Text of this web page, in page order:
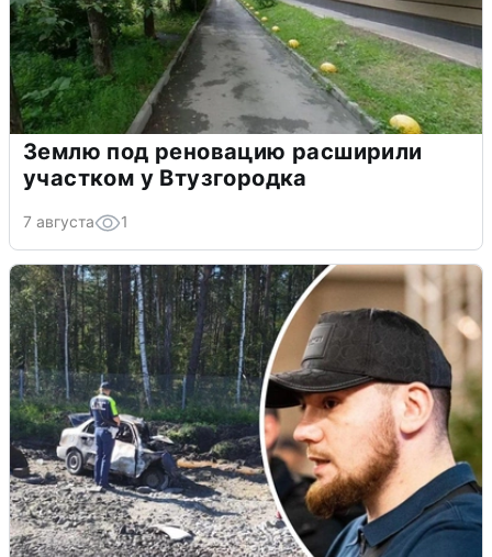
Землю под реновацию расширили
участком у Втузгородка
7 августа 1